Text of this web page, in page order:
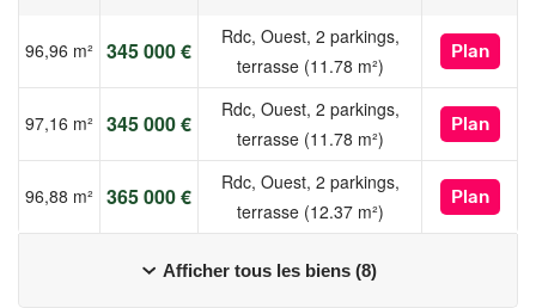
96,96 m² 345 000 €
Rdc, Ouest, 2 parkings,
terrasse (11.78 m²)
Plan
97,16 m² 345 000 €
Rdc, Ouest, 2 parkings,
terrasse (11.78 m²)
Plan
96,88 m² 365 000 €
Rdc, Ouest, 2 parkings,
terrasse (12.37 m²)
Plan
Afficher tous les biens (8)